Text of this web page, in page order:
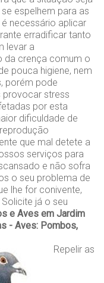
espelhem para as
necessário aplicar
erradificar tanto
levar a
da crença comum o
pouca higiene, nem
porém pode
provocar stress
por esta
dificuldade de
que mal detete a
serviços para
e não sofra
o seu problema de
lhe for conivente,
já o seu
e Aves em Jardim
- Aves: Pombos,
Repelir as